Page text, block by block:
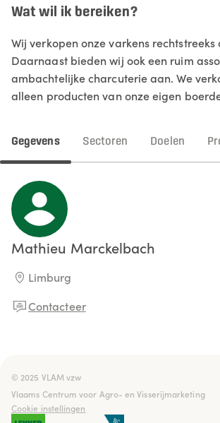
Wat wil ik bereiken?
Wij verkopen onze varkens
Daarnaast bieden wij ook een ruim
ambachtelijke charcuterie aan. We
alleen producten van onze eigen
Gegevens Sectoren Doelen
Mathieu Marckelbach
Limburg
Contacteer
© 2025 VLAM vzw
Vlaams Centrum voor Agro- en Visserijmarketing
Cookie instellingen